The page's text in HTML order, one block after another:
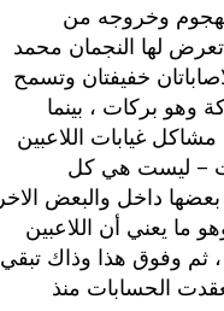
عمرو زكي نجم الهجوم وخروجه من
المفاجئة التي تعرض لها النجمان محمد
وجاءت الاصاباتان خفيفتان وتسمح
بسفرهما مع الفريق‮ ‬،‮ ‬لكن ومع ذلك واحد منهما فقط هو الذي تمكن من المشاركة وهو بركات‮ ‬،‮ ‬بينما
أبوتريكة تم إستبعاده قبل أقل من خمس دقائق فقط من بدء المباراة‮ ‬وإذا كانت مشاكل‮ ‬غيابات اللاعبين
الاساسيين أكبر مشكلة يمكن أن يواجهها مدير فني في اللعبة إلا أنها ـ أي الغيابات‮ – ‬ليست هي كل
هناك مشاكل اخرى بعضها داخل والبعض الاخر
‬،‮ ‬ومنها مثلا مشكلة إقامة المباراة خارج الارض وفي نهار شهر رمضان‮ ‬،‮ ‬وهو ما يعني أن اللاعبين
سيلعبون المباراة وهم صائمون أو أن يقنعهم الجهاز بالافطار وتلك مشكلة اخرى ‬،‮ ‬ثم وفوق هذا وذاك تبقي
الحسابات منذ